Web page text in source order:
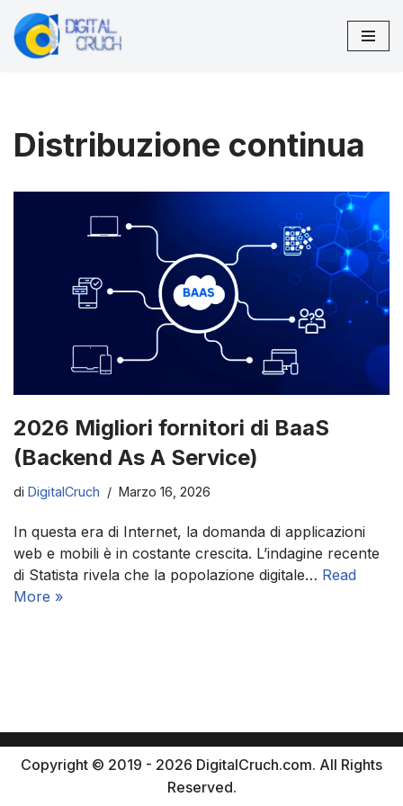
Vai
Distribuzione continua
2026 Migliori fornitori di BaaS
(Backend As A Service)
di DigitalCruch Marzo 16, 2026
In questa era di Internet, la domanda di applicazioni
web e mobili è in costante crescita. L’indagine recente
di Statista rivela che la popolazione digitale… Read
More »
Copyright © 2019 - 2026 DigitalCruch.com. All Rights
Reserved.